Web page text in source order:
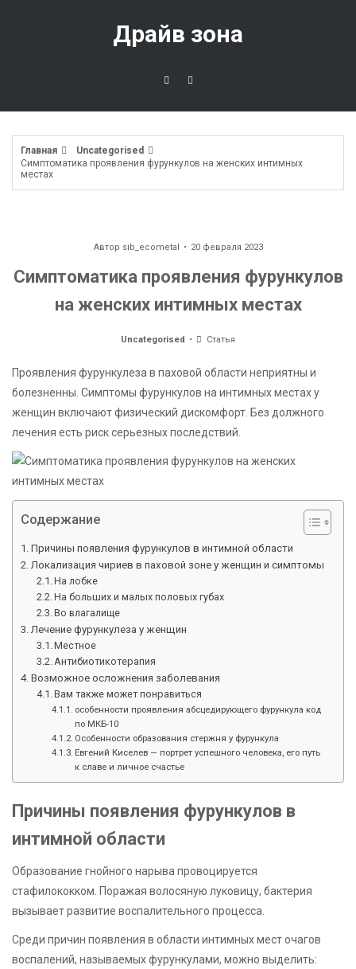
Драйв зона
Главная
Uncategorised
Симптоматика проявления фурункулов на женских интимных
местах
Автор sib_ecometal 20 февраля 2023
Симптоматика проявления фурункулов
на женских интимных местах
Uncategorised Статья
Проявления фурункулеза в паховой области неприятны и
болезненны. Симптомы фурункулов на интимных местах у
женщин включают физический дискомфорт. Без должного
лечения есть риск серьезных последствий.
Содержание
Причины появления фурункулов в интимной области
Локализация чириев в паховой зоне у женщин и симптомы
На лобке
На больших и малых половых губах
Во влагалище
Лечение фурункулеза у женщин
Местное
Антибиотикотерапия
Возможное осложнения заболевания
Вам также может понравиться
особенности проявления абсцедирующего фурункула код
по МКБ-10
Особенности образования стержня у фурункула
Евгений Киселев — портрет успешного человека, его путь
к славе и личное счастье
Причины появления фурункулов в
интимной области
Образование гнойного нарыва провоцируется
стафилококком. Поражая волосяную луковицу, бактерия
вызывает развитие воспалительного процесса.
Среди причин появления в области интимных мест очагов
воспалений, называемых фурункулами, можно выделить: